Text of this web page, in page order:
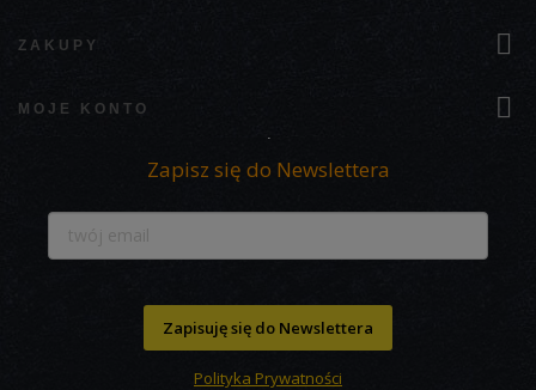
ZAKUPY 
MOJE KONTO 
Zapisz się do Newslettera
Zapisuję się do Newslettera
Polityka Prywatności